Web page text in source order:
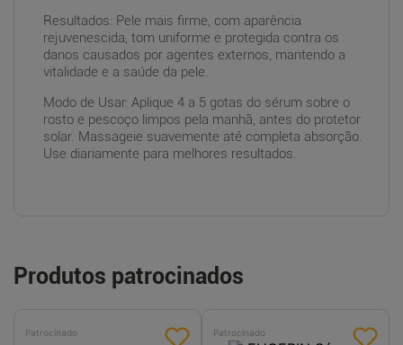
Resultados: Pele mais firme, com aparência
rejuvenescida, tom uniforme e protegida contra os
danos causados por agentes externos, mantendo a
vitalidade e a saúde da pele.
Modo de Usar: Aplique 4 a 5 gotas do sérum sobre o
rosto e pescoço limpos pela manhã, antes do protetor
solar. Massageie suavemente até completa absorção.
Use diariamente para melhores resultados.
Produtos patrocinados
Patrocinado Patrocinado